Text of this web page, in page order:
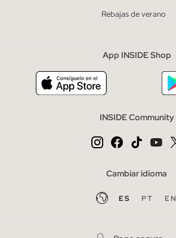
Rebajas de verano
App INSIDE Shop
INSIDE Community
Cambiar idioma
ES PT EN